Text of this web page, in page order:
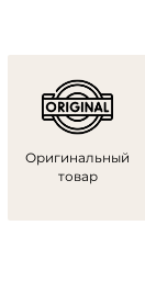
Оригинальный
товар